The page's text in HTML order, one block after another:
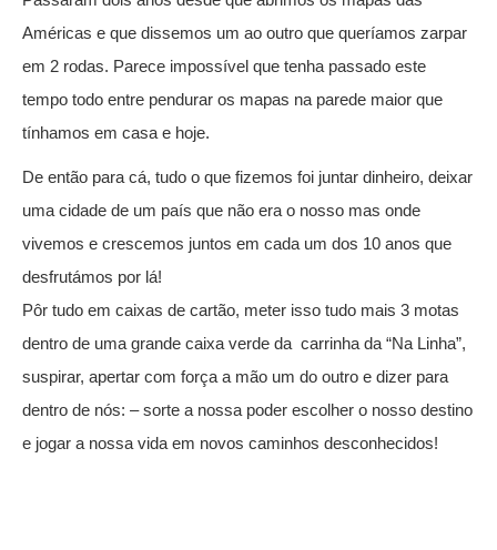
Américas e que dissemos um ao outro que queríamos zarpar
em 2 rodas. Parece impossível que tenha passado este
tempo todo entre pendurar os mapas na parede maior que
tínhamos em casa e hoje.
De então para cá, tudo o que fizemos foi juntar dinheiro, deixar
uma cidade de um país que não era o nosso mas onde
vivemos e crescemos juntos em cada um dos 10 anos que
desfrutámos por lá!
Pôr tudo em caixas de cartão, meter isso tudo mais 3 motas
dentro de uma grande caixa verde da carrinha da “Na Linha”,
suspirar, apertar com força a mão um do outro e dizer para
dentro de nós: – sorte a nossa poder escolher o nosso destino
e jogar a nossa vida em novos caminhos desconhecidos!